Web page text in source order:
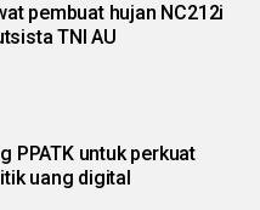
pembuat hujan NC212i
TNI AU
PPATK untuk perkuat
uang digital